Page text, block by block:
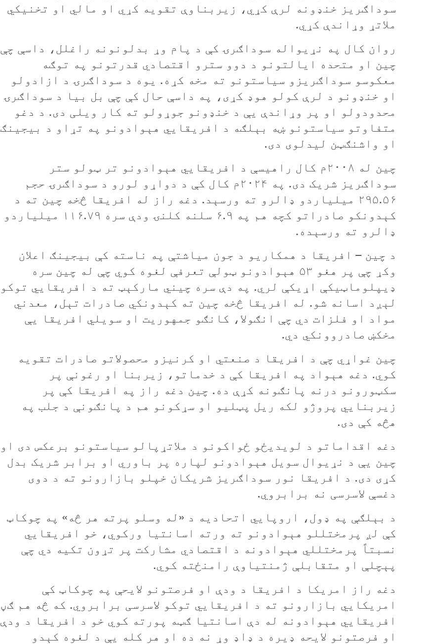
سوداګريز خنډونه لرې کړي، زيربناوې تقويه کړي او مالي او تخنيکي
ملاتړ وړاندې کړي.
روان کال په نړيواله سوداګرۍ کې د پام وړ بدلونونه راغلل، داسې چې
چين او متحده ايالتونو د دوو سترو اقتصادي قدرتونو په توګه
معکوسو سوداګريزو سياستونو ته مخه کړه. يوه د سوداګرۍ د ازادولو
او خنډونو د لرې کولو هوډ کړی، په داسې حال کې چې بل بيا د سوداګرۍ
محدودولو او پر وړاندې یې د خنډونو جوړولو ته کار ويلی دی. د دغو
متفاوتو سياستونو ښه بېلګه د افريقايي هېوادونو په تړاو د بيجينګ
او واشنګټن ليدلوی دی.
چين له ۲۰۰۸م کال راهيسې د افريقايي هېوادونو تر ټولو ستر
سوداګريز شريک دی. په ۲۰۲۴م کال کې د دواړو لورو د سوداګرۍ حجم
۲۹۵.۵۶ ميلياردو ډالرو ته ورسېد. دغه راز له افريقا څخه چين ته د
کېدونکو صادراتو کچه هم په ۶.۹ سلنه کلنۍ ودې سره ۱۱۶.۷۹ ميلياردو
ډالرو ته ورسېده.
د چين – افريقا د همکاريو د جون مياشتې په ناسته کې بيجينګ اعلان
وکړ چې پر هغو ۵۳ هېوادونو ټولې تعرفې لغوه کوي چې له چين سره
ډيپلوماټيکې اړيکې لري. په دې سره چيني مارکېټ ته د افريقايي توکو
لېږد اسانه شو. له افريقا څخه چين ته کېدونکي صادرات تېل، معدني
مواد او فلزات دي چې انګولا، کانګو جمهوريت او سويلي افريقا یې
مخکښ صادروونکي دي.
چين غواړي چې د افريقا د صنعتي او کرنيزو محصولاتو صادرات تقويه
کوي. دغه هېواد په افريقا کې د خدماتو، زيربنا او رغونې پر
سکټورونو درنه پانګونه کړې ده. چين دغه راز په افريقا کې پر
زيربنايي پروژو لکه ريل پټليو او سړکونو هم د پانګونې د جلب په
هڅه کې دی.
دغه اقداماتو د لويديځو ځواکونو د ملاتړپالو سياستونو برعکس دی او
چين یې د نړيوال سويل هېوادونو لپاره پر باوري او برابر شريک بدل
کړی دی. د افريقا نور سوداګريز شريکان خپلو بازارونو ته د دوی
دغسې لاسرسی نه برابروي.
د بېلګې په ډول، اروپايي اتحاديه د «له وسلو پرته هر څه» په چوکاټ
کې لږ پرمختللو هېوادونو ته ورته اسانتيا ورکوي، خو افريقايي
نسبتاً پرمختللي هېوادونه د اقتصادي مشارکت پر تړون تکيه دي چې
پېچلې او متقابلې ژمنتياوې رامنځته کوي.
دغه راز امريکا د افريقا د ودې او فرصتونو لايحې په چوکاټ کې
امريکايي بازارونو ته د افریقايي توکو لاسرسی برابروي. که څه هم ګڼ
افريقايي هېوادونه له دې اسانتيا ګټه پورته کوي خو د افريقا د ودې
او فرصتونو لايحه ډيره د ډاډ وړ نه ده او هر کله یې د لغوه کېدو